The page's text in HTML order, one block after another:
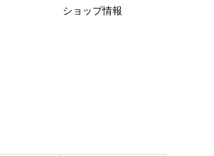
ショップ情報